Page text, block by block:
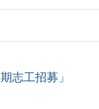
志工招募」